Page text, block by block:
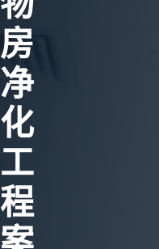
房
净
化
工
程